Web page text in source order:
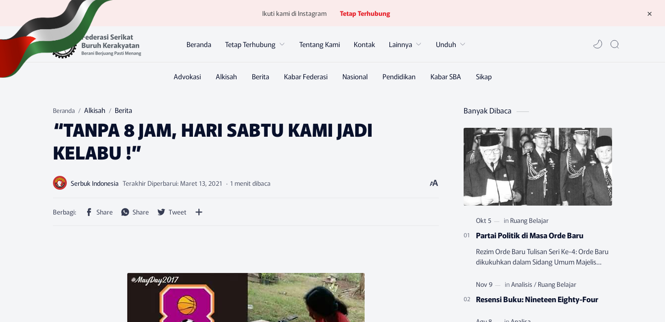
Ikuti kami di Instagram Tetap Terhubung
Beranda Tetap Terhubung Tentang Kami Kontak Lainnya Unduh
Beranda Alkisah Berita
“TANPA 8 JAM, HARI SABTU KAMI JADI
KELABU !”
1 menit dibaca
Banyak Dibaca
Partai Politik di Masa Orde Baru
Rezim Orde Baru Tulisan Seri Ke-4: Orde Baru
dikukuhkan dalam Sidang Umum Majelis
yang berlangsung pada Juni-…
Resensi Buku: Nineteen Eighty-Four